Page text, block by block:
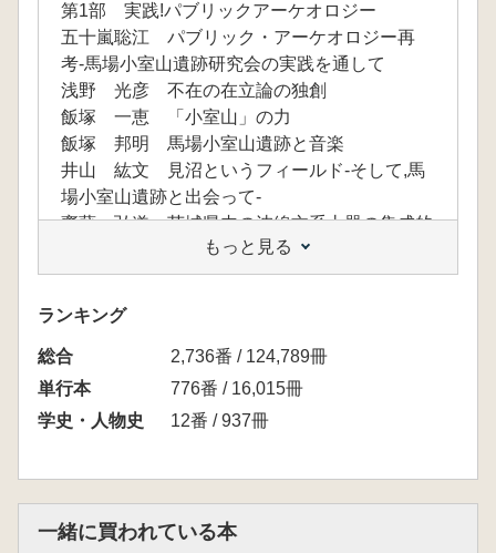
第1部 実践!パブリックアーケオロジー
五十嵐聡江 パブリック・アーケオロジー再
考-馬場小室山遺跡研究会の実践を通して
浅野 光彦 不在の在立論の独創
飯塚 一恵 「小室山」の力
飯塚 邦明 馬場小室山遺跡と音楽
井山 紘文 見沼というフィールド-そして,馬
場小室山遺跡と出会って-
齋藤 弘道 茨城県内の沈線文系土器の集成的
齋藤 瑞穂 山田湾沿岸地域における弥生時代
開始期の動向
齋藤 友里恵 山田湾周辺地域における中世城
館研究の第一歩
島貫 明人 馬場小室山遺跡,鈴木正博さんと
の出会い
髙花 宏行 千葉県印西市浦部字羽中採集の弥
橋本 達子 鈴木正博さんと出会って
もっと見る
ランキング
総合
2,736番 / 124,789冊
単行本
776番 / 16,015冊
学史・人物史
12番 / 937冊
一緒に買われている本